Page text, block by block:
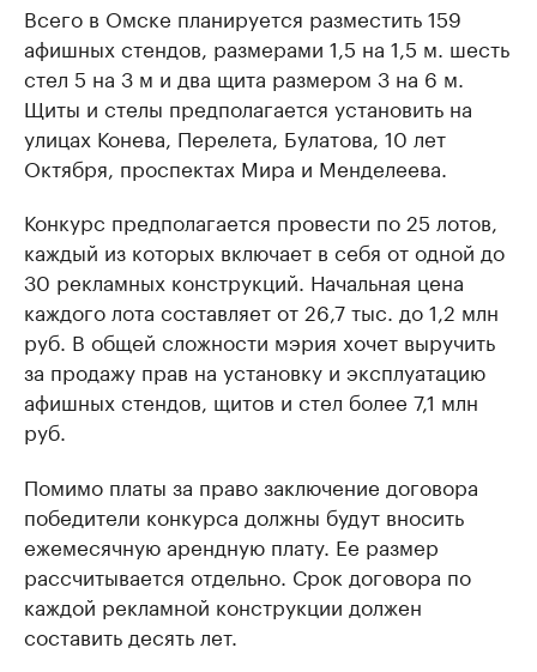
Всего в Омске планируется разместить 159
афишных стендов, размерами 1,5 на 1,5 м. шесть
стел 5 на 3 м и два щита размером 3 на 6 м.
Щиты и стелы предполагается установить на
улицах Конева, Перелета, Булатова, 10 лет
Октября, проспектах Мира и Менделеева.
Конкурс предполагается провести по 25 лотов,
каждый из которых включает в себя от одной до
30 рекламных конструкций. Начальная цена
каждого лота составляет от 26,7 тыс. до 1,2 млн
руб. В общей сложности мэрия хочет выручить
за продажу прав на установку и эксплуатацию
афишных стендов, щитов и стел более 7,1 млн
руб.
Помимо платы за право заключение договора
победители конкурса должны будут вносить
ежемесячную арендную плату. Ее размер
рассчитывается отдельно. Срок договора по
каждой рекламной конструкции должен
составить десять лет.